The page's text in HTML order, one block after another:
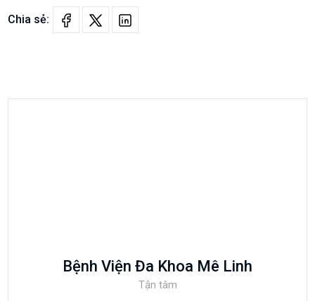
Chia sẻ:
Bệnh Viện Đa Khoa Mê Linh
Tận tâm